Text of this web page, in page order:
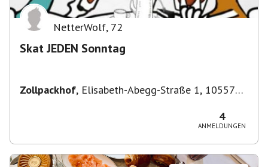
NetterWolf, 72
Skat JEDEN Sonntag
Zollpackhof, Elisabeth-Abegg-Straße 1, 10557
4
ANMELDUNGEN